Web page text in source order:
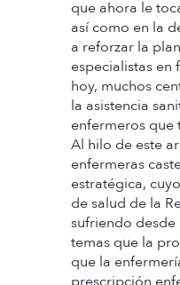
que ahora le
así como en la
a reforzar la
especialistas en
hoy, muchos
la asistencia
enfermeros que
Al hilo de este
enfermeras
estratégica,
de salud de la
sufriendo
temas que la
que la
prescripción